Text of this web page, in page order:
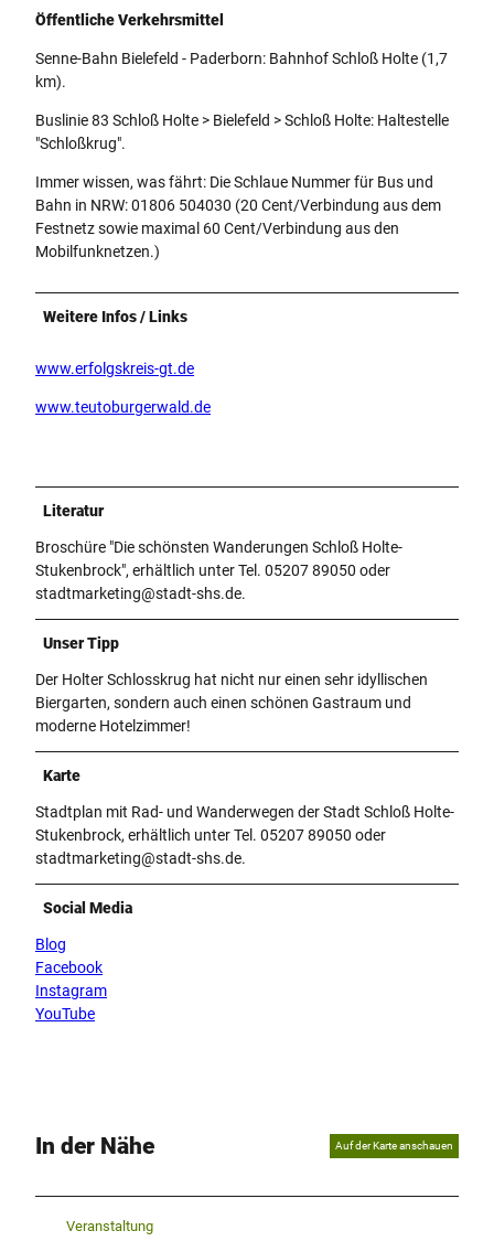
Öffentliche Verkehrsmittel
Senne-Bahn Bielefeld - Paderborn: Bahnhof Schloß Holte (1,7
km).
Buslinie 83 Schloß Holte > Bielefeld > Schloß Holte: Haltestelle
"Schloßkrug".
Immer wissen, was fährt: Die Schlaue Nummer für Bus und
Bahn in NRW: 01806 504030 (20 Cent/Verbindung aus dem
Festnetz sowie maximal 60 Cent/Verbindung aus den
Mobilfunknetzen.)
Weitere Infos / Links
www.erfolgskreis-gt.de
www.teutoburgerwald.de
Literatur
Broschüre "Die schönsten Wanderungen Schloß Holte-
Stukenbrock", erhältlich unter Tel. 05207 89050 oder
stadtmarketing@stadt-shs.de.
Unser Tipp
Der Holter Schlosskrug hat nicht nur einen sehr idyllischen
Biergarten, sondern auch einen schönen Gastraum und
moderne Hotelzimmer!
Karte
Stadtplan mit Rad- und Wanderwegen der Stadt Schloß Holte-
Stukenbrock, erhältlich unter Tel. 05207 89050 oder
stadtmarketing@stadt-shs.de.
Social Media
Blog
Facebook
Instagram
YouTube
In der Nähe Auf der Karte anschauen
Veranstaltung